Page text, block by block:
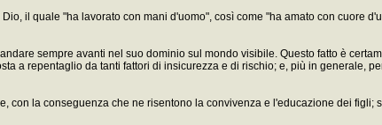
il quale "ha lavorato con mani d'uomo", così come "ha amato con cuore
sempre avanti nel suo dominio sul mondo visibile. Questo fatto è
a repentaglio da tanti fattori di insicurezza e di rischio; e, più in generale,
la conseguenza che ne risentono la convivenza e l'educazione dei